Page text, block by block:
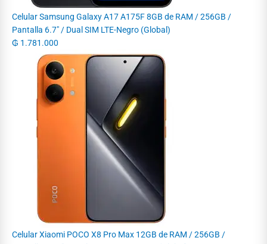
Celular Samsung Galaxy A17 A175F 8GB de RAM / 256GB /
Pantalla 6.7" / Dual SIM LTE-Negro (Global)
₲ 1.781.000
Celular Xiaomi POCO X8 Pro Max 12GB de RAM / 256GB /